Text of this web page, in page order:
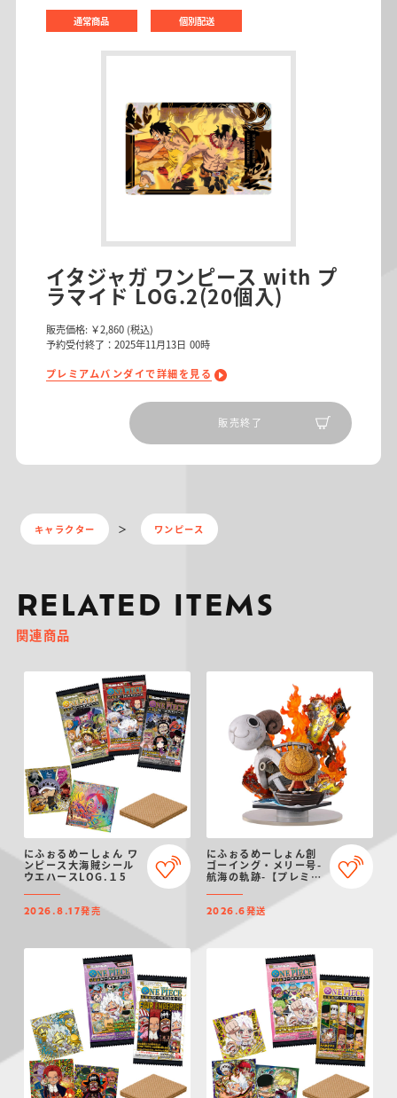
通常商品 個別配送
イタジャガ ワンピース with プ
ラマイド LOG.2(20個入)
販売価格: ￥2,860 (税込)
予約受付終了：2025年11月13日 00時
プレミアムバンダイで詳細を見る
販売終了
キャラクター ワンピース
RELATED ITEMS
関連商品
にふぉるめーしょん ワ
ンピース大海賊シール
ウエハースLOG.１5
2026.8.17発売
にふぉるめーしょん創
ゴーイング・メリー号-
航海の軌跡-【プレミア
2026.6発送